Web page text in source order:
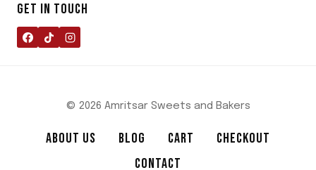
GET IN TOUCH
© 2026 Amritsar Sweets and Bakers
ABOUT US BLOG CART
CHECKOUT
CONTACT